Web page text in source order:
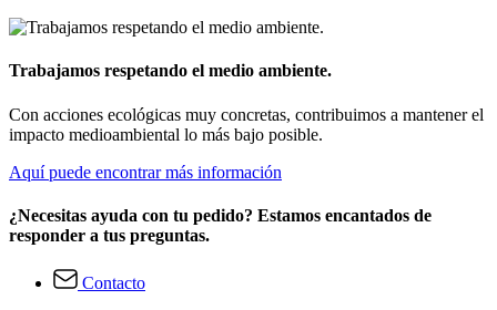
Trabajamos respetando el medio ambiente.
Con acciones ecológicas muy concretas, contribuimos a mantener el
impacto medioambiental lo más bajo posible.
Aquí puede encontrar más información
¿Necesitas ayuda con tu pedido? Estamos encantados de
responder a tus preguntas.
Contacto